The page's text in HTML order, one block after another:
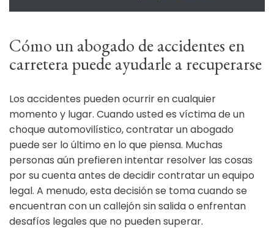
Cómo un abogado de accidentes en
carretera puede ayudarle a recuperarse
Los accidentes pueden ocurrir en cualquier
momento y lugar. Cuando usted es víctima de un
choque automovilístico, contratar un abogado
puede ser lo último en lo que piensa. Muchas
personas aún prefieren intentar resolver las cosas
por su cuenta antes de decidir contratar un equipo
legal. A menudo, esta decisión se toma cuando se
encuentran con un callejón sin salida o enfrentan
desafíos legales que no pueden superar.